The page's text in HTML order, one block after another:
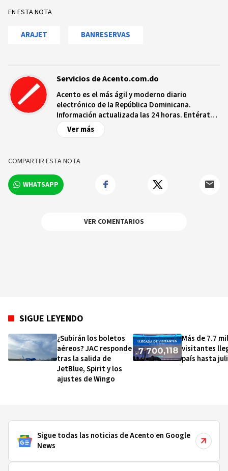
EN ESTA NOTA
ARAJET BANRESERVAS
Servicios de Acento.com.do
Acento es el más ágil y moderno diario
electrónico de la República Dominicana.
Información actualizada las 24 horas. Entérate
de las noticias y sucesos más importantes a
nivel nacional e internacional, videos y fotos
Ver más
COMPARTIR ESTA NOTA
WHATSAPP
VER COMENTARIOS
SIGUE LEYENDO
¿Subirán los boletos
aéreos? JAC responde
tras la salida de
JetBlue, Spirit y los
ajustes de Wingo
Más de 7.7
visitantes
país hasta
Sigue todas las noticias de Acento en Google
News